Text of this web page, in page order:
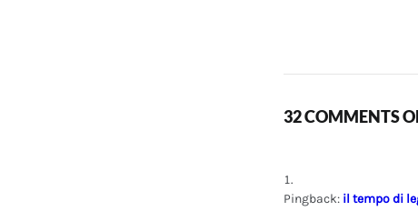
32 COMMENTS
Pingback: il tempo di